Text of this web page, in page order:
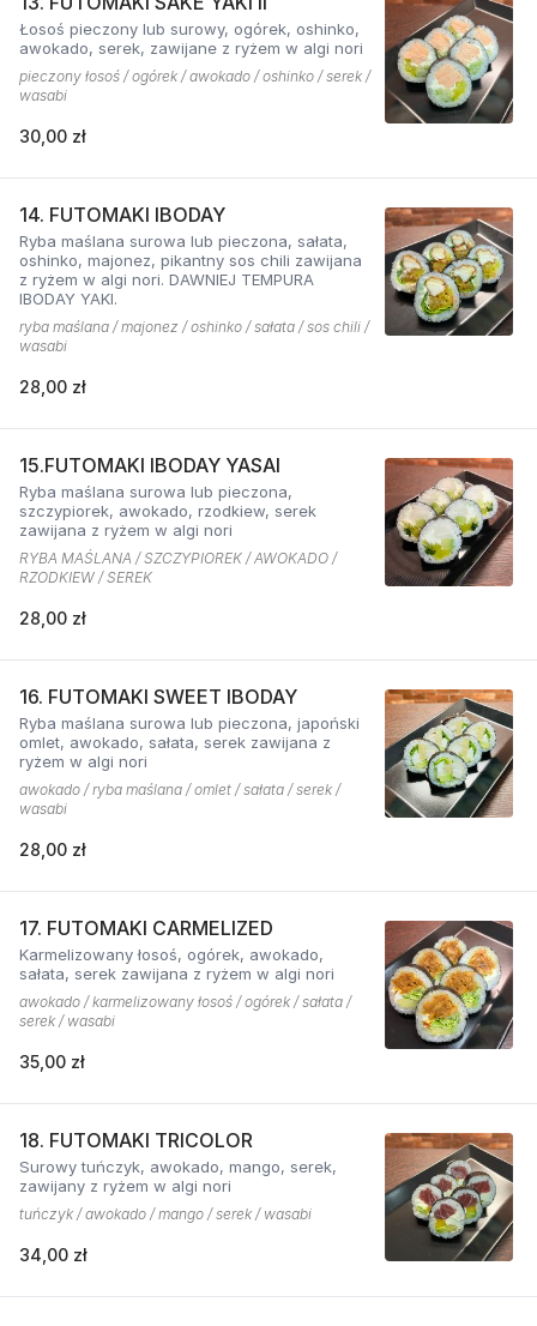
Łosoś pieczony lub surowy, ogórek, oshinko,
awokado, serek, zawijane z ryżem w algi nori
pieczony łosoś / ogórek / awokado / oshinko / serek /
wasabi
30,00 zł
14. FUTOMAKI IBODAY
Ryba maślana surowa lub pieczona, sałata,
oshinko, majonez, pikantny sos chili zawijana
z ryżem w algi nori. DAWNIEJ TEMPURA
IBODAY YAKI.
ryba maślana / majonez / oshinko / sałata / sos chili /
wasabi
28,00 zł
15.FUTOMAKI IBODAY YASAI
Ryba maślana surowa lub pieczona,
szczypiorek, awokado, rzodkiew, serek
zawijana z ryżem w algi nori
RYBA MAŚLANA / SZCZYPIOREK / AWOKADO /
RZODKIEW / SEREK
28,00 zł
16. FUTOMAKI SWEET IBODAY
Ryba maślana surowa lub pieczona, japoński
omlet, awokado, sałata, serek zawijana z
ryżem w algi nori
awokado / ryba maślana / omlet / sałata / serek /
wasabi
28,00 zł
17. FUTOMAKI CARMELIZED
Karmelizowany łosoś, ogórek, awokado,
sałata, serek zawijana z ryżem w algi nori
awokado / karmelizowany łosoś / ogórek / sałata /
serek / wasabi
35,00 zł
18. FUTOMAKI TRICOLOR
Surowy tuńczyk, awokado, mango, serek,
zawijany z ryżem w algi nori
tuńczyk / awokado / mango / serek / wasabi
34,00 zł